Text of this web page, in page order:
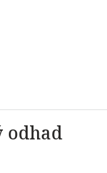
odhad